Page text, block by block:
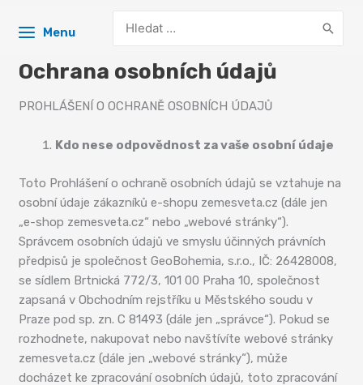
Menu
for:
Ochrana osobních údajů
PROHLÁŠENÍ O OCHRANĚ OSOBNÍCH ÚDAJŮ
Kdo nese odpovědnost za vaše osobní údaje
Toto Prohlášení o ochraně osobních údajů se vztahuje na
osobní údaje zákazníků e-shopu zemesveta.cz (dále jen
„e-shop zemesveta.cz“ nebo „webové stránky“).
Správcem osobních údajů ve smyslu účinných právních
předpisů je společnost GeoBohemia, s.r.o., IČ: 26428008,
se sídlem Brtnická 772/3, 101 00 Praha 10, společnost
zapsaná v Obchodním rejstříku u Městského soudu v
Praze pod sp. zn. C 81493 (dále jen „správce“). Pokud se
rozhodnete, nakupovat nebo navštívíte webové stránky
zemesveta.cz (dále jen „webové stránky“), může
docházet ke zpracování osobních údajů, toto zpracování